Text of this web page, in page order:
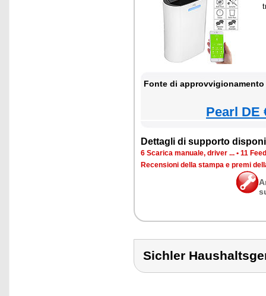
Fonte di
Pearl DE
Dettagli di supporto
6 Scarica manuale, driver ... • 11
Recensioni della stampa e premi
Sichler